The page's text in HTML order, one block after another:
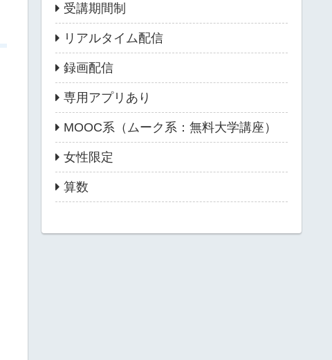
受講期間制
リアルタイム配信
録画配信
専用アプリあり
MOOC系（ムーク系：無料大学講座）
女性限定
算数